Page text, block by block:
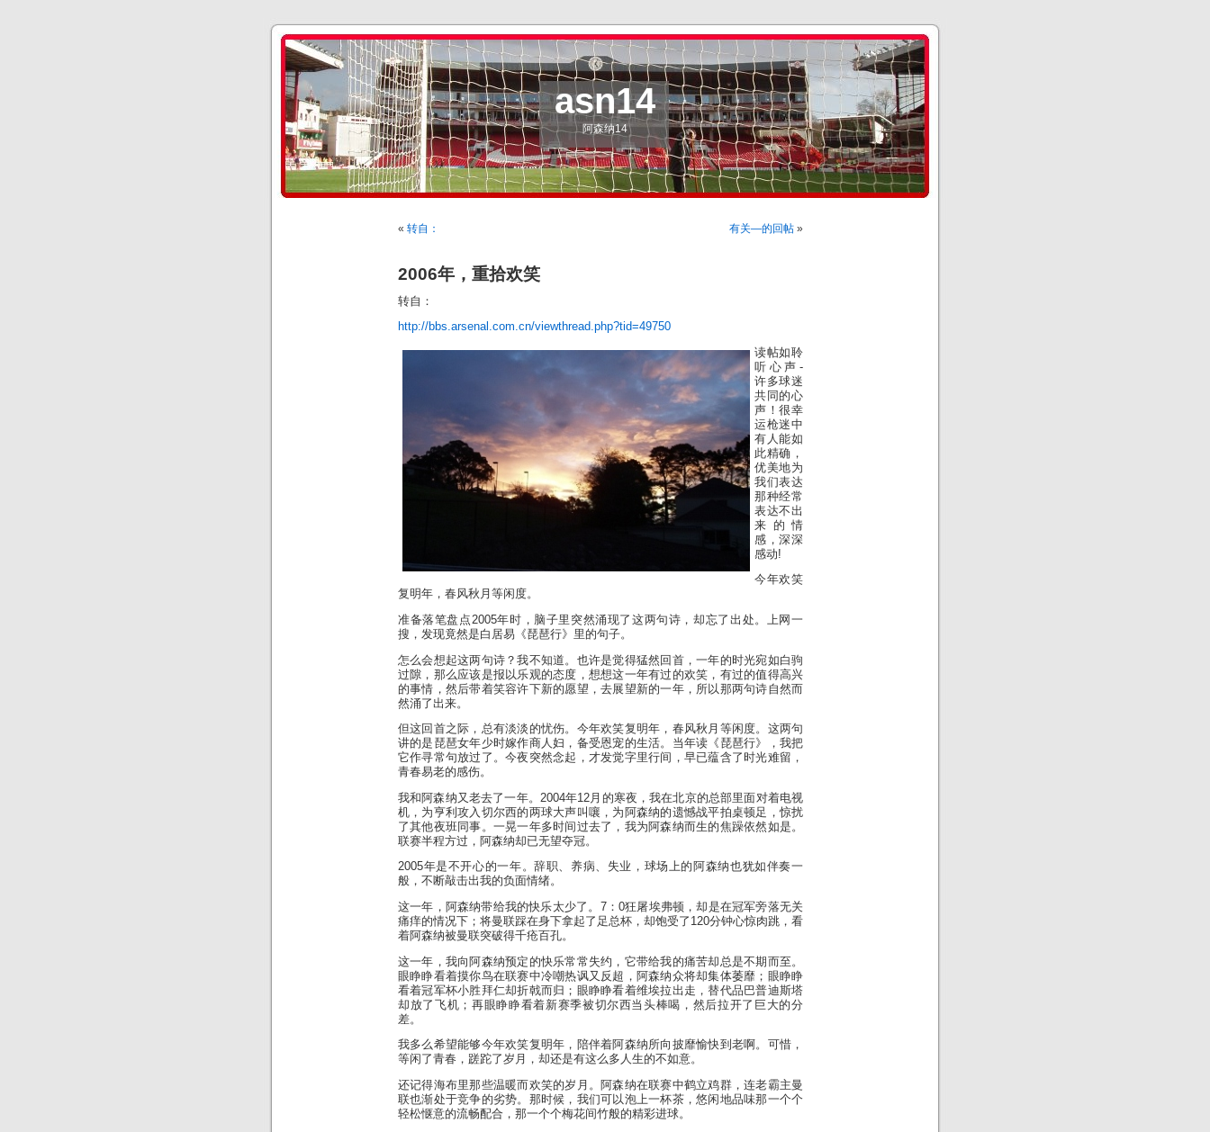
asn14
阿森纳14
« 转自： 有关—的回帖 »
2006年，重拾欢笑
转自：
http://bbs.arsenal.com.cn/viewthread.php?tid=49750
读帖如聆
听心声-
许多球迷
共同的心
声！很幸
运枪迷中
有人能如
此精确，
优美地为
我们表达
那种经常
表达不出
来的情
感，深深
感动!
今年欢笑
复明年，春风秋月等闲度。
准备落笔盘点2005年时，脑子里突然涌现了这两句诗，却忘了出处。上网一
搜，发现竟然是白居易《琵琶行》里的句子。
怎么会想起这两句诗？我不知道。也许是觉得猛然回首，一年的时光宛如白驹
过隙，那么应该是报以乐观的态度，想想这一年有过的欢笑，有过的值得高兴
的事情，然后带着笑容许下新的愿望，去展望新的一年，所以那两句诗自然而
然涌了出来。
但这回首之际，总有淡淡的忧伤。今年欢笑复明年，春风秋月等闲度。这两句
讲的是琵琶女年少时嫁作商人妇，备受恩宠的生活。当年读《琵琶行》，我把
它作寻常句放过了。今夜突然念起，才发觉字里行间，早已蕴含了时光难留，
青春易老的感伤。
我和阿森纳又老去了一年。2004年12月的寒夜，我在北京的总部里面对着电视
机，为亨利攻入切尔西的两球大声叫嚷，为阿森纳的遗憾战平拍桌顿足，惊扰
了其他夜班同事。一晃一年多时间过去了，我为阿森纳而生的焦躁依然如是。
联赛半程方过，阿森纳却已无望夺冠。
2005年是不开心的一年。辞职、养病、失业，球场上的阿森纳也犹如伴奏一
般，不断敲击出我的负面情绪。
这一年，阿森纳带给我的快乐太少了。7：0狂屠埃弗顿，却是在冠军旁落无关
痛痒的情况下；将曼联踩在身下拿起了足总杯，却饱受了120分钟心惊肉跳，看
着阿森纳被曼联突破得千疮百孔。
这一年，我向阿森纳预定的快乐常常失约，它带给我的痛苦却总是不期而至。
眼睁睁看着摸你鸟在联赛中冷嘲热讽又反超，阿森纳众将却集体萎靡；眼睁睁
看着冠军杯小胜拜仁却折戟而归；眼睁睁看着维埃拉出走，替代品巴普迪斯塔
却放了飞机；再眼睁睁看着新赛季被切尔西当头棒喝，然后拉开了巨大的分
差。
我多么希望能够今年欢笑复明年，陪伴着阿森纳所向披靡愉快到老啊。可惜，
等闲了青春，蹉跎了岁月，却还是有这么多人生的不如意。
还记得海布里那些温暖而欢笑的岁月。阿森纳在联赛中鹤立鸡群，连老霸主曼
联也渐处于竞争的劣势。那时候，我们可以泡上一杯茶，悠闲地品味那一个个
轻松惬意的流畅配合，那一个个梅花间竹般的精彩进球。